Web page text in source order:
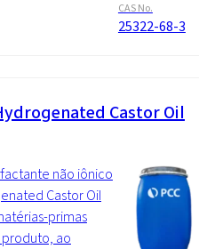
CAS No.
25322-68-3
Castor Oil
não iônico
Castor Oil
primas
produto, ao